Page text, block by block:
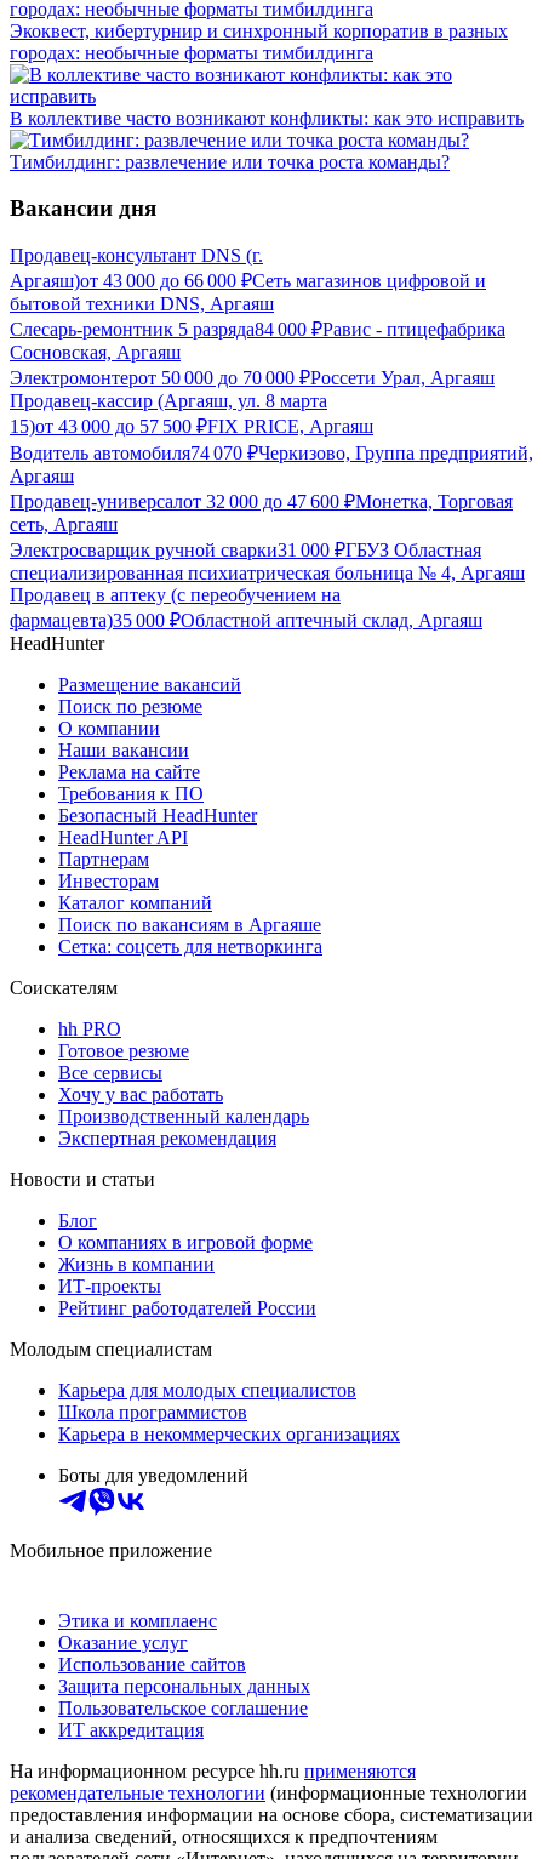
Экоквест, кибертурнир и синхронный корпоратив в разных
городах: необычные форматы тимбилдинга
В коллективе часто возникают конфликты: как это исправить
Тимбилдинг: развлечение или точка роста команды?
Вакансии дня
Продавец-консультант DNS (г.
Аргаяш)от 43 000 до 66 000 ₽Сеть магазинов цифровой и
бытовой техники DNS, Аргаяш
Слесарь-ремонтник 5 разряда84 000 ₽Равис - птицефабрика
Сосновская, Аргаяш
Электромонтерот 50 000 до 70 000 ₽Россети Урал, Аргаяш
Продавец-кассир (Аргаяш, ул. 8 марта
15)от 43 000 до 57 500 ₽FIX PRICE, Аргаяш
Водитель автомобиля74 070 ₽Черкизово, Группа предприятий,
Аргаяш
Продавец-универсалот 32 000 до 47 600 ₽Монетка, Торговая
сеть, Аргаяш
Электросварщик ручной сварки31 000 ₽ГБУЗ Областная
специализированная психиатрическая больница № 4, Аргаяш
Продавец в аптеку (с переобучением на
фармацевта)35 000 ₽Областной аптечный склад, Аргаяш
HeadHunter
Размещение вакансий
Поиск по резюме
О компании
Наши вакансии
Реклама на сайте
Требования к ПО
Безопасный HeadHunter
HeadHunter API
Партнерам
Инвесторам
Каталог компаний
Поиск по вакансиям в Аргаяше
Сетка: соцсеть для нетворкинга
Соискателям
hh PRO
Готовое резюме
Все сервисы
Хочу у вас работать
Производственный календарь
Экспертная рекомендация
Новости и статьи
Блог
О компаниях в игровой форме
Жизнь в компании
ИТ-проекты
Рейтинг работодателей России
Молодым специалистам
Карьера для молодых специалистов
Школа программистов
Карьера в некоммерческих организациях
Боты для уведомлений
Мобильное приложение
Этика и комплаенс
Оказание услуг
Использование сайтов
Защита персональных данных
Пользовательское соглашение
ИТ аккредитация
На информационном ресурсе hh.ru применяются
рекомендательные технологии (информационные технологии
предоставления информации на основе сбора, систематизации
и анализа сведений, относящихся к предпочтениям